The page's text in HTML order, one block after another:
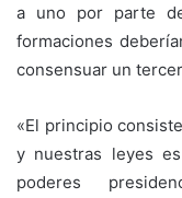
a uno por parte
formaciones
consensuar un
«El principio
y nuestras leyes
poderes